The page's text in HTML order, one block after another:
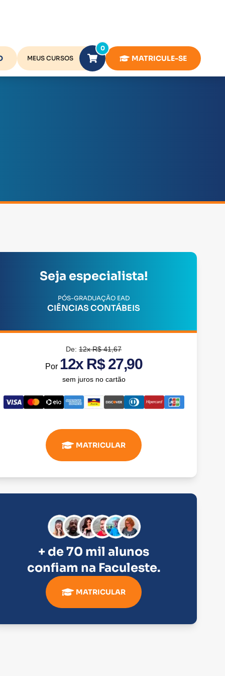
MEUS CURSOS
0
MATRICULE-SE
Seja especialista!
PÓS-GRADUAÇÃO EAD
CIÊNCIAS CONTÁBEIS
De:12x R$ 41,67
Por 12x R$ 27,90
sem juros no cartão
MATRICULAR
+ de 70 mil alunos
confiam na Faculeste.
MATRICULAR